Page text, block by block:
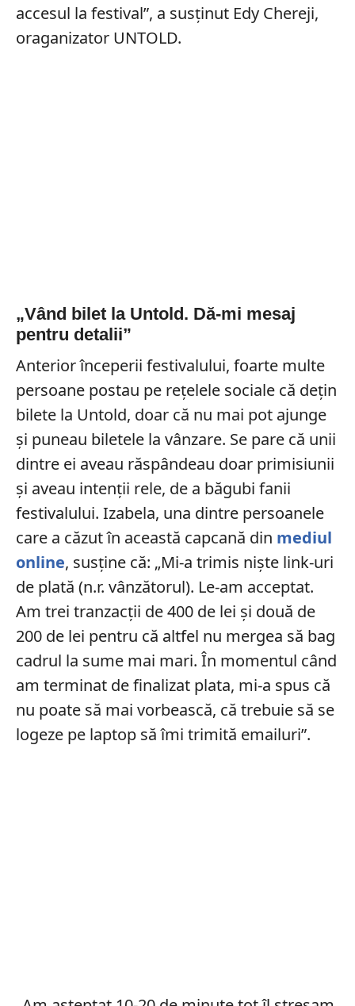
accesul la festival”, a susținut Edy Chereji,
oraganizator UNTOLD.
„Vând bilet la Untold. Dă-mi mesaj
pentru detalii”
Anterior începerii festivalului, foarte multe
persoane postau pe rețelele sociale că dețin
bilete la Untold, doar că nu mai pot ajunge
și puneau biletele la vânzare. Se pare că unii
dintre ei aveau răspândeau doar primisiunii
și aveau intenții rele, de a băgubi fanii
festivalului. Izabela, una dintre persoanele
care a căzut în această capcană din mediul
online, susține că: „Mi-a trimis niște link-uri
de plată (n.r. vânzătorul). Le-am acceptat.
Am trei tranzacții de 400 de lei și două de
200 de lei pentru că altfel nu mergea să bag
cadrul la sume mai mari. În momentul când
am terminat de finalizat plata, mi-a spus că
nu poate să mai vorbească, că trebuie să se
logeze pe laptop să îmi trimită emailuri”.